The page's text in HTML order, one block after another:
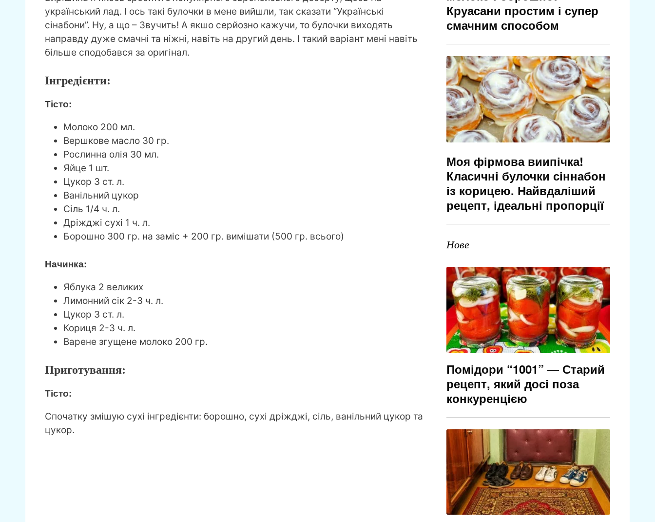
український лад. І ось такі булочки в мене вийшли, так сказати “Українські
сінабони”. Ну, а що – Звучить! А якшо серйозно кажучи, то булочки виходять
направду дуже смачні та ніжні, навіть на другий день. І такий варіант мені навіть
більше сподобався за оригінал.
Інгредієнти:
Тісто:
Молоко 200 мл.
Вершкове масло 30 гр.
Рослинна олія 30 мл.
Яйце 1 шт.
Цукор 3 ст. л.
Ванільний цукор
Сіль 1/4 ч. л.
Дріжджі сухі 1 ч. л.
Борошно 300 гр. на заміс + 200 гр. вимішати (500 гр. всього)
Начинка:
Яблука 2 великих
Лимонний сік 2-3 ч. л.
Цукор 3 ст. л.
Кориця 2-3 ч. л.
Варене згущене молоко 200 гр.
Приготування:
Тісто:
Спочатку змішую сухі інгредієнти: борошно, сухі дріжджі, сіль, ванільний цукор та
цукор.
Круасани простим і супер
смачним способом
Моя фірмова виипічка!
Класичні булочки сіннабон
із корицею. Найвдаліший
рецепт, ідеальні пропорції
Нове
Помідори “1001” — Старий
рецепт, який досі поза
конкуренцією